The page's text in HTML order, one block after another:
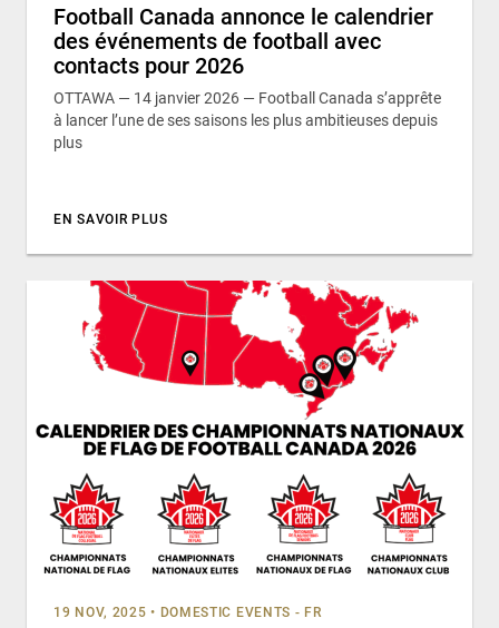
Football Canada annonce le calendrier
des événements de football avec
contacts pour 2026
OTTAWA — 14 janvier 2026 — Football Canada s’apprête
à lancer l’une de ses saisons les plus ambitieuses depuis
plus
EN SAVOIR PLUS
19 NOV, 2025 • DOMESTIC EVENTS - FR